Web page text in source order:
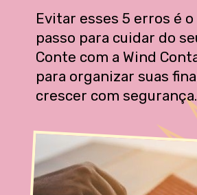
Evitar esses 5 erros é
passo para cuidar do
Conte com a Wind
para organizar suas
crescer com segurança.